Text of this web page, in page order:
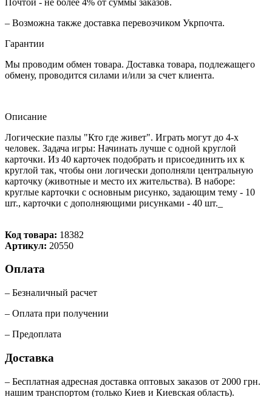
– Возможна также доставка перевозчиком Укрпочта.
Гарантии
Мы проводим обмен товара. Доставка товара, подлежащего
обмену, проводится силами и/или за счет клиента.
Описание
Логические пазлы "Кто где живет". Играть могут до 4-х
человек. Задача игры: Начинать лучше с одной круглой
карточки. Из 40 карточек подобрать и присоединить их к
круглой так, чтобы они логически дополняли центральную
карточку (животные и место их жительства). В наборе:
круглые карточки с основным рисунко, задающим тему - 10
шт., карточки с дополняющими рисунками - 40 шт._
Код товара: 18382
Артикул: 20550
Оплата
– Безналичный расчет
– Оплата при получении
– Предоплата
Доставка
– Бесплатная адресная доставка оптовых заказов от 2000 грн.
нашим транспортом (только Киев и Киевская область).